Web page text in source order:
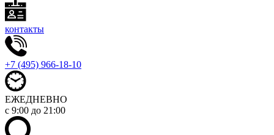
контакты
+7 (495) 966-18-10
ЕЖЕДНЕВНО
с 9:00 до 21:00